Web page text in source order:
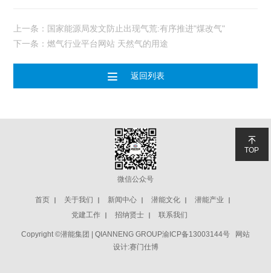
上一条：国家能源局发文防止出现气荒:有序推进"煤改气"
下一条：燃气行业平台网站 天然气的用途
 返回列表

TOP
微信公众号
首页 关于我们 新闻中心 潜能文化
潜能产业
党建工作
招纳贤士 联系我们
Copyright ©潜能集团 | QIANNENG GROUP渝ICP备13003144号
网站
设计:赛门仕博